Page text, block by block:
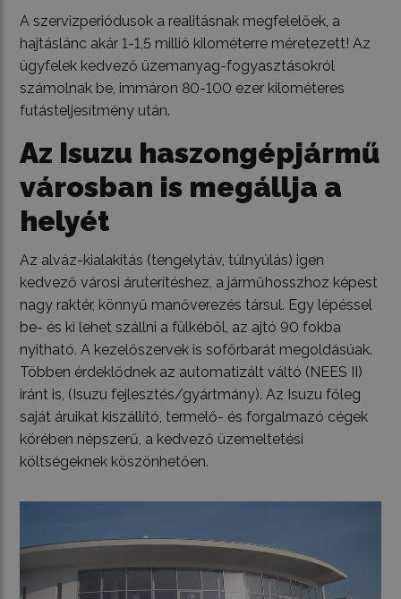
A szervizperiódusok a realitásnak megfelelőek, a
hajtáslánc akár 1-1,5 millió kilométerre méretezett! Az
ügyfelek kedvező üzemanyag-fogyasztásokról
számolnak be, immáron 80-100 ezer kilométeres
futásteljesítmény után.
Az Isuzu haszongépjármű
városban is megállja a
helyét
Az alváz-kialakítás (tengelytáv, túlnyúlás) igen
kedvező városi áruterítéshez, a járműhosszhoz képest
nagy raktér, könnyű manőverezés társul. Egy lépéssel
be- és ki lehet szállni a fülkéből, az ajtó 90 fokba
nyitható. A kezelőszervek is sofőrbarát megoldásúak.
Többen érdeklődnek az automatizált váltó (NEES II)
iránt is, (Isuzu fejlesztés/gyártmány). Az Isuzu főleg
saját áruikat kiszállító, termelő- és forgalmazó cégek
körében népszerű, a kedvező üzemeltetési
költségeknek köszönhetően.